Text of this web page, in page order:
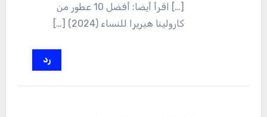
[…] اقرأ أيضا: أفضل 10 عطور من
كارولينا هيريرا للنساء (2024) […]
رد